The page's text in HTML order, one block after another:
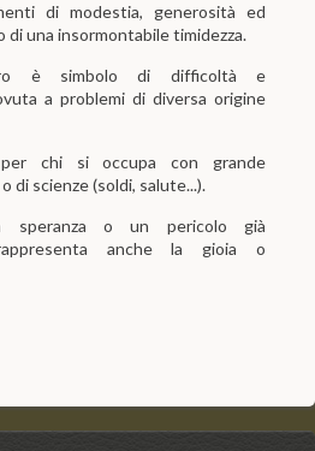
di modestia, generosità ed
di una insormontabile timidezza.
è simbolo di difficoltà e
a problemi di diversa origine
per chi si occupa con grande
di scienze (soldi, salute...).
speranza o un pericolo già
anche la gioia o